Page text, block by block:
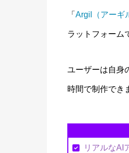
「 Argil（アーギ
ラットフォーム
ユーザーは自身
時間で制作でき
リアルなAI